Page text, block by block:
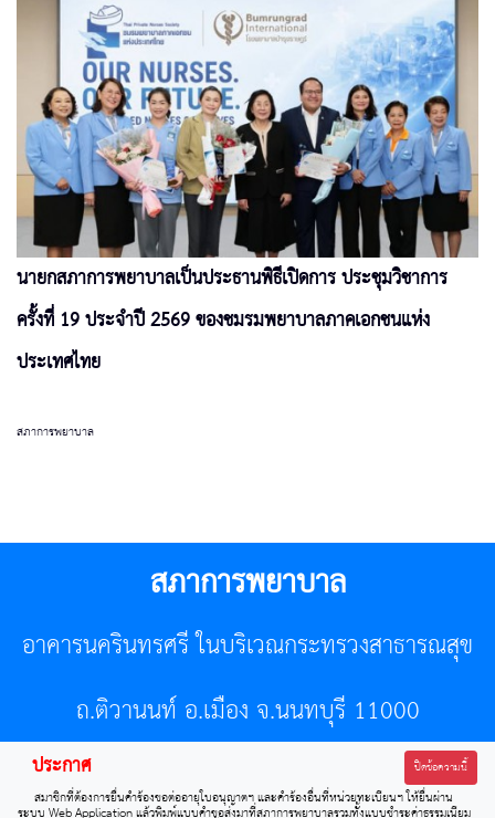
นายกสภาการพยาบาลเป็นประธานพิธีเปิดการ ประชุมวิชาการ
ครั้งที่ 19 ประจำปี 2569 ของชมรมพยาบาลภาคเอกชนแห่ง
ประเทศไทย
สภาการพยาบาล
สภาการพยาบาล
อาคารนครินทรศรี ในบริเวณกระทรวงสาธารณสุข
ถ.ติวานนท์ อ.เมือง จ.นนทบุรี 11000
โทรศัพท์ 02-596-7500 โทรสาร 0-2589-7121 E-mail :
ประกาศ ปิดข้อความนี้
สมาชิกที่ต้องการยื่นคำร้องขอต่ออายุใบอนุญาตฯ และคำร้องอื่นที่หน่วยทะเบียนฯ ให้ยื่นผ่าน